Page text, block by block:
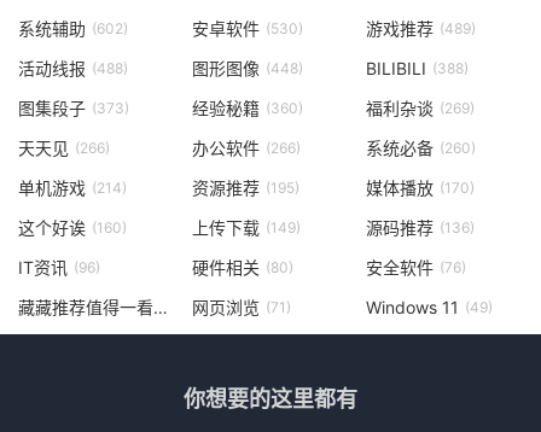
系统辅助 (602) 安卓软件 (530) 游戏推荐 (489)
活动线报 (488) 图形图像 (448) BILIBILI (388)
图集段子 (373) 经验秘籍 (360) 福利杂谈 (269)
天天见 (266) 办公软件 (266) 系统必备 (260)
单机游戏 (214) 资源推荐 (195) 媒体播放 (170)
这个好诶 (160) 上传下载 (149) 源码推荐 (136)
IT资讯 (96) 硬件相关 (80) 安全软件 (76)
藏藏推荐值得一看 网页浏览 (71) Windows 11 (49)
你想要的这里都有